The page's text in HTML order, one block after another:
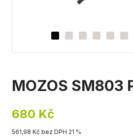
MOZOS SM803
680 Kč
561,98 Kč bez DPH 21 %